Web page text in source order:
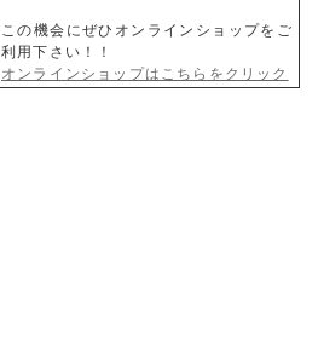
この機会にぜひオンラインショップをご
利用下さい！！
オンラインショップはこちらをクリック